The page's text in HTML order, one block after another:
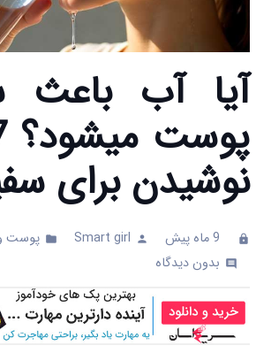
آیا آب باعث
نوشیدن برای
clock 9 ماه پیش person
Smart girl
folder پوست و
comments بدون دیدگاه